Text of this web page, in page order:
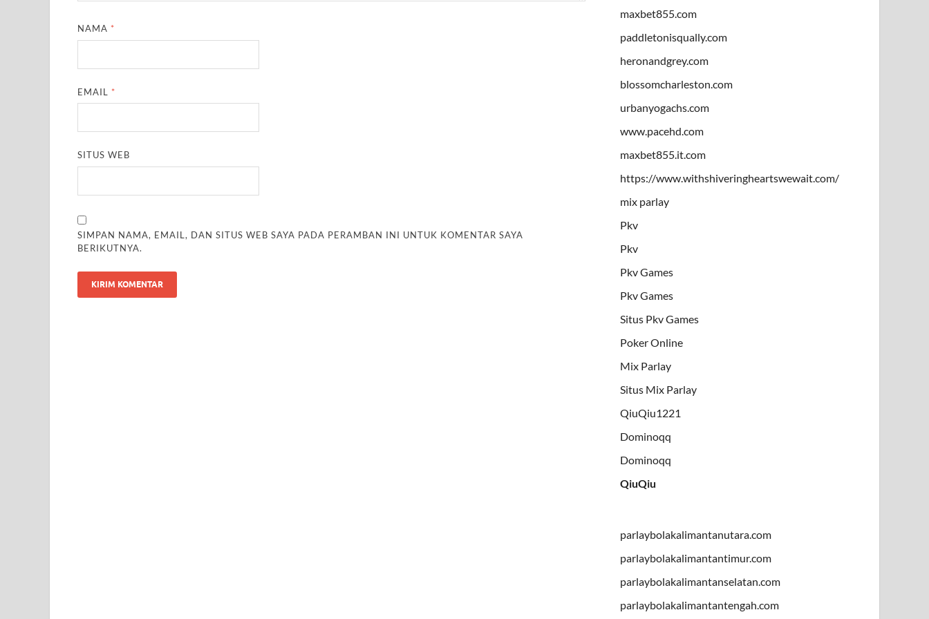
NAMA *
EMAIL *
SITUS WEB
SIMPAN NAMA, EMAIL, DAN SITUS WEB SAYA PADA PERAMBAN INI UNTUK KOMENTAR SAYA
BERIKUTNYA.
maxbet855.com
paddletonisqually.com
heronandgrey.com
blossomcharleston.com
urbanyogachs.com
www.pacehd.com
maxbet855.it.com
https://www.withshiveringheartswewait.com/
mix parlay
Pkv
Pkv
Pkv Games
Pkv Games
Situs Pkv Games
Poker Online
Mix Parlay
Situs Mix Parlay
QiuQiu1221
Dominoqq
Dominoqq
QiuQiu
parlaybolakalimantanutara.com
parlaybolakalimantantimur.com
parlaybolakalimantanselatan.com
parlaybolakalimantantengah.com